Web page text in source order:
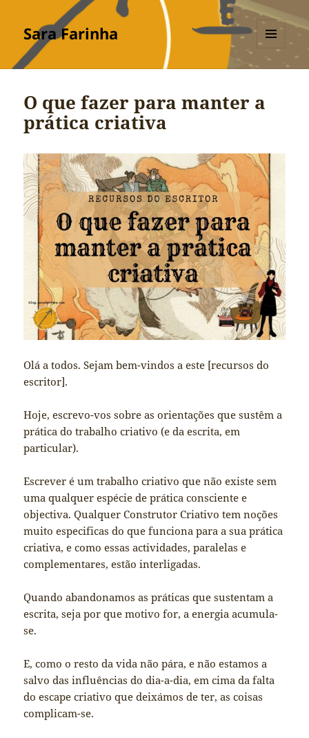
Sara Farinha
MENU
O que fazer para manter a
prática criativa
Olá a todos. Sejam bem-vindos a este [recursos do
escritor].
Hoje, escrevo-vos sobre as orientações que sustêm a
prática do trabalho criativo (e da escrita, em
particular).
Escrever é um trabalho criativo que não existe sem
uma qualquer espécie de prática consciente e
objectiva. Qualquer Construtor Criativo tem noções
muito especificas do que funciona para a sua prática
criativa, e como essas actividades, paralelas e
complementares, estão interligadas.
Quando abandonamos as práticas que sustentam a
escrita, seja por que motivo for, a energia acumula-
se.
E, como o resto da vida não pára, e não estamos a
salvo das influências do dia-a-dia, em cima da falta
do escape criativo que deixámos de ter, as coisas
complicam-se.